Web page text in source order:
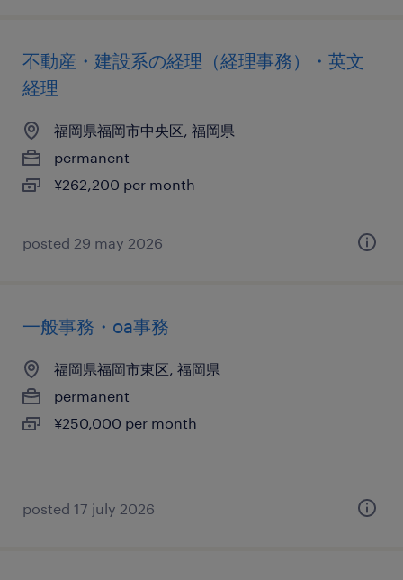
不動産・建設系の経理（経理事務）・英文
経理
福岡県福岡市中央区, 福岡県
permanent
¥262,200 per month
posted 29 may 2026
一般事務・oa事務
福岡県福岡市東区, 福岡県
permanent
¥250,000 per month
posted 17 july 2026